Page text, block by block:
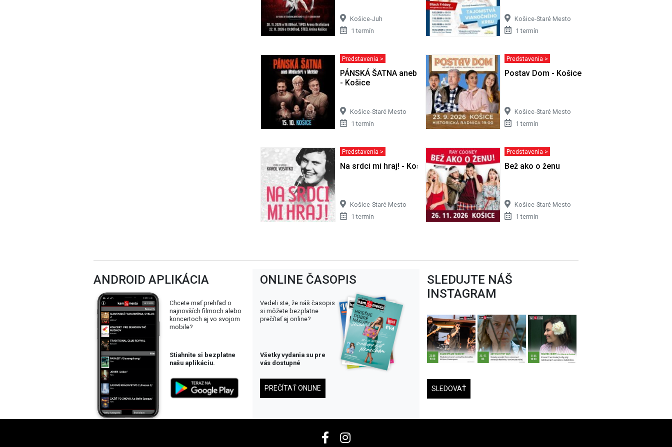
Košice-Juh
1 termín
Košice-Staré Mesto
1 termín
Predstavenia >
PÁNSKÁ ŠATNA aneb Mušketýři v Mexiku
- Košice
Košice-Staré Mesto
1 termín
Predstavenia >
Postav Dom - Košice
Košice-Staré Mesto
1 termín
Predstavenia >
Na srdci mi hraj! - Košice
Košice-Staré Mesto
1 termín
Predstavenia >
Bež ako o ženu
Košice-Staré Mesto
1 termín
ANDROID APLIKÁCIA
Chcete mať prehľad o
najnovších filmoch alebo
koncertoch aj vo svojom
mobile?
Stiahnite si bezplatne
našu aplikáciu.
ONLINE ČASOPIS
Vedeli ste, že náš časopis
si môžete bezplatne
prečítať aj online?
Všetky vydania su pre
vás dostupné
PREČÍTAŤ ONLINE
SLEDUJTE NÁŠ
INSTAGRAM
SLEDOVAŤ